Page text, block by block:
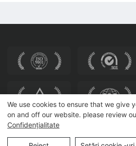
Drepturi de autor © 2025 HEWEI
We use cookies to ensure that we give
on and off our website. please review
Confidențialitate